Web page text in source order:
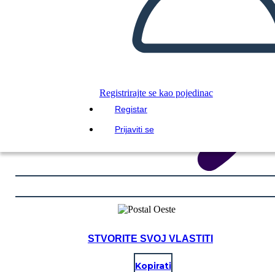
Registrirajte se kao pojedinac
Registar
Prijaviti se
STVORITE SVOJ VLASTITI
Kopirati